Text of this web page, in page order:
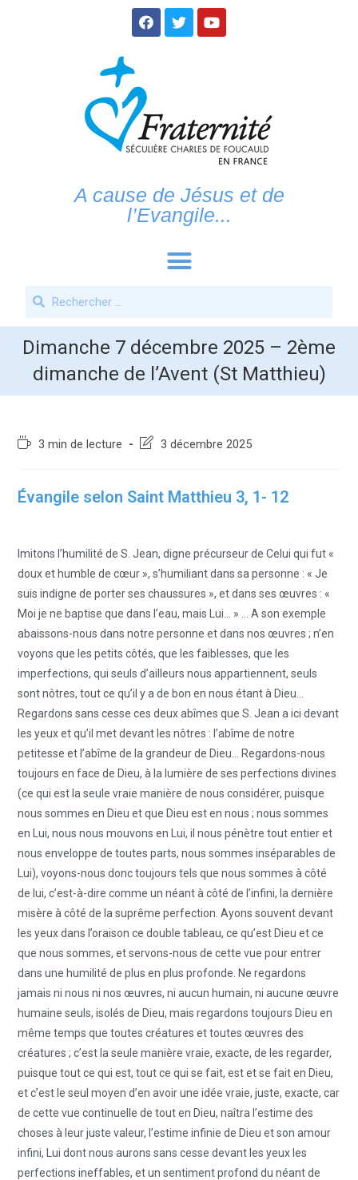
A cause de Jésus et de
l’Evangile...
Dimanche 7 décembre 2025 – 2ème
dimanche de l’Avent (St Matthieu)
3 min de lecture 3 décembre 2025
Évangile selon Saint Matthieu 3, 1- 12
Imitons l’humilité de S. Jean, digne précurseur de Celui qui fut «
doux et humble de cœur », s’humiliant dans sa personne : « Je
suis indigne de porter ses chaussures », et dans ses œuvres : «
Moi je ne baptise que dans l’eau, mais Lui… » … A son exemple
abaissons-nous dans notre personne et dans nos œuvres ; n’en
voyons que les petits côtés, que les faiblesses, que les
imperfections, qui seuls d’ailleurs nous appartiennent, seuls
sont nôtres, tout ce qu’il y a de bon en nous étant à Dieu…
Regardons sans cesse ces deux abîmes que S. Jean a ici devant
les yeux et qu’il met devant les nôtres : l’abîme de notre
petitesse et l’abîme de la grandeur de Dieu… Regardons-nous
toujours en face de Dieu, à la lumière de ses perfections divines
(ce qui est la seule vraie manière de nous considérer, puisque
nous sommes en Dieu et que Dieu est en nous ; nous sommes
en Lui, nous nous mouvons en Lui, il nous pénètre tout entier et
nous enveloppe de toutes parts, nous sommes inséparables de
Lui), voyons-nous donc toujours tels que nous sommes à côté
de lui, c’est-à-dire comme un néant à côté de l’infini, la dernière
misère à côté de la suprême perfection. Ayons souvent devant
les yeux dans l’oraison ce double tableau, ce qu’est Dieu et ce
que nous sommes, et servons-nous de cette vue pour entrer
dans une humilité de plus en plus profonde. Ne regardons
jamais ni nous ni nos œuvres, ni aucun humain, ni aucune œuvre
humaine seuls, isolés de Dieu, mais regardons toujours Dieu en
même temps que toutes créatures et toutes œuvres des
créatures ; c’est la seule manière vraie, exacte, de les regarder,
puisque tout ce qui est, tout ce qui se fait, est et se fait en Dieu,
et c’est le seul moyen d’en avoir une idée vraie, juste, exacte, car
de cette vue continuelle de tout en Dieu, naîtra l’estime des
choses à leur juste valeur, l’estime infinie de Dieu et son amour
infini, Lui dont nous aurons sans cesse devant les yeux les
perfections ineffables, et un sentiment profond du néant de